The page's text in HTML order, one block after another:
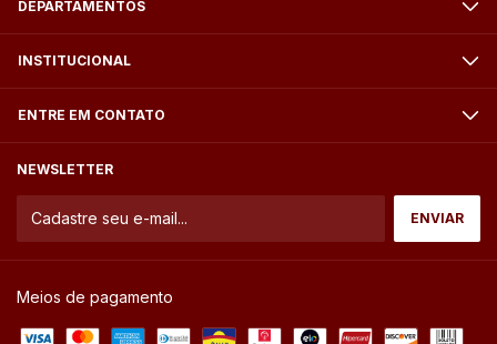
DEPARTAMENTOS
INSTITUCIONAL
ENTRE EM CONTATO
NEWSLETTER
Meios de pagamento